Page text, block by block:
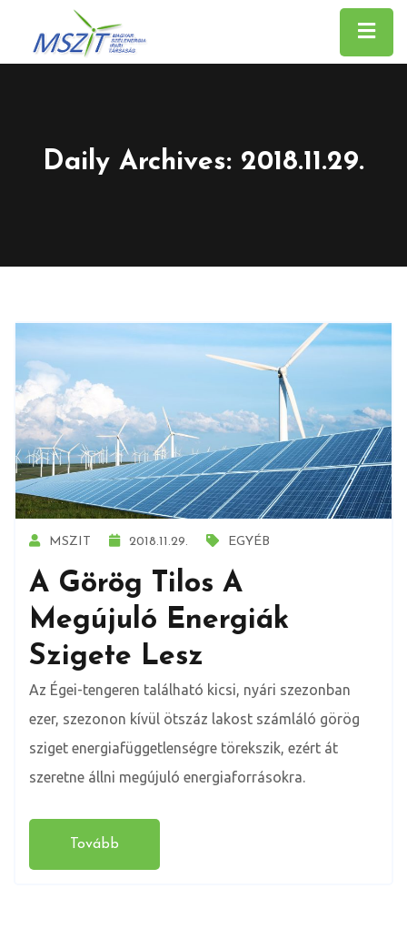
Daily Archives: 2018.11.29.
MSZIT 2018.11.29. EGYÉB
A Görög Tilos A
Megújuló Energiák
Szigete Lesz
Az Égei-tengeren található kicsi, nyári szezonban
ezer, szezonon kívül ötszáz lakost számláló görög
sziget energiafüggetlenségre törekszik, ezért át
szeretne állni megújuló energiaforrásokra.
Tovább